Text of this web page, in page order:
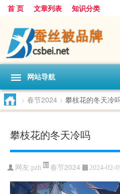
首 页 文章列表 知识分类
网站导航
> 春节2024 > 攀枝花的冬天冷
攀枝花的冬天冷吗
网友:pzh 春节2024 2024-02-